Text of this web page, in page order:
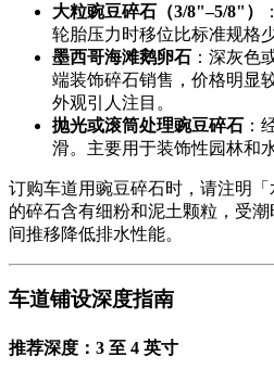
大粒豌豆碎石（3/8"–5/8"）
轮胎压力时移位比标准规格
墨西哥海滩鹅卵石 ：深灰色
端装饰碎石销售，价格明显
外观引人注目。
抛光或滚筒处理豌豆碎石 ：
滑。主要用于装饰性园林和
订购车道用豌豆碎石时，请注明
的碎石含有细粉和泥土颗粒，受
间推移降低排水性能。
车道铺设深度指南
推荐深度：3 至 4 英寸